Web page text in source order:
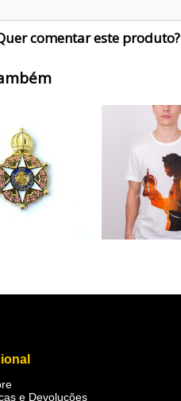
comentar este produto?
e Devoluções